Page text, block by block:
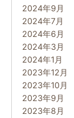
2024年9月
2024年7月
2024年6月
2024年3月
2024年1月
2023年12月
2023年10月
2023年9月
2023年8月